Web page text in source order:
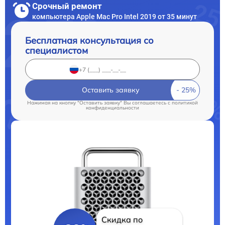
Срочный ремонт
компьютера Apple Mac Pro Intel 2019 от 35 минут
Бесплатная консультация со
специалистом
Оставить заявку
Нажимая на кнопку "Оставить заявку" Вы соглашаетесь cполитикой
конфиденциальности
Скидка по